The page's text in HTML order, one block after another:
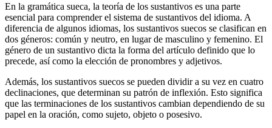
En la gramática sueca, la teoría de los sustantivos es una parte
esencial para comprender el sistema de sustantivos del idioma. A
diferencia de algunos idiomas, los sustantivos suecos se clasifican en
dos géneros: común y neutro, en lugar de masculino y femenino. El
género de un sustantivo dicta la forma del artículo definido que lo
precede, así como la elección de pronombres y adjetivos.
Además, los sustantivos suecos se pueden dividir a su vez en cuatro
declinaciones, que determinan su patrón de inflexión. Esto significa
que las terminaciones de los sustantivos cambian dependiendo de su
papel en la oración, como sujeto, objeto o posesivo.